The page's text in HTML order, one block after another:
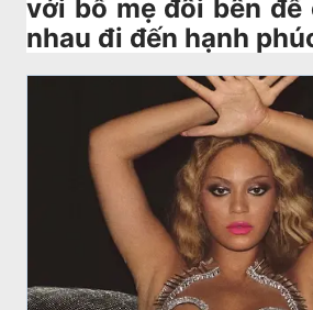
với bố mẹ đôi bên để
nhau đi đến hạnh